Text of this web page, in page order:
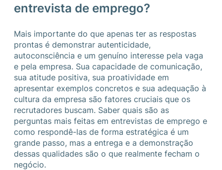
entrevista de emprego?
Mais importante do que apenas ter as respostas
prontas é demonstrar autenticidade,
autoconsciência e um genuíno interesse pela vaga
e pela empresa. Sua capacidade de comunicação,
sua atitude positiva, sua proatividade em
apresentar exemplos concretos e sua adequação à
cultura da empresa são fatores cruciais que os
recrutadores buscam. Saber quais são as
perguntas mais feitas em entrevistas de emprego e
como respondê-las de forma estratégica é um
grande passo, mas a entrega e a demonstração
dessas qualidades são o que realmente fecham o
negócio.